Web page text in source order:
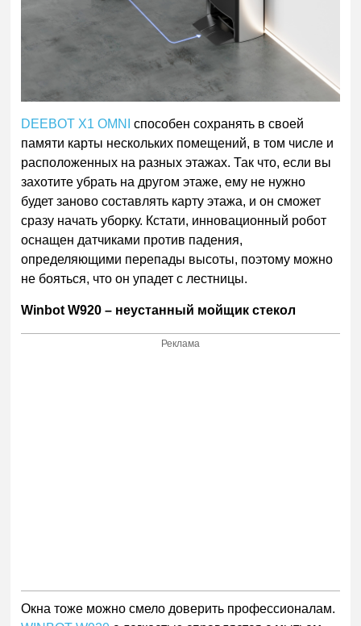
DEEBOT X1 OMNI
способен сохранять в своей
памяти карты нескольких помещений, в том числе и
расположенных на разных этажах. Так что, если вы
захотите убрать на другом этаже, ему не нужно
будет заново составлять карту этажа, и он сможет
сразу начать уборку. Кстати, инновационный робот
оснащен датчиками против падения,
определяющими перепады высоты, поэтому можно
не бояться, что он упадет с лестницы.
Winbot W920 – неустанный мойщик стекол
Реклама
Окна тоже можно смело доверить профессионалам.